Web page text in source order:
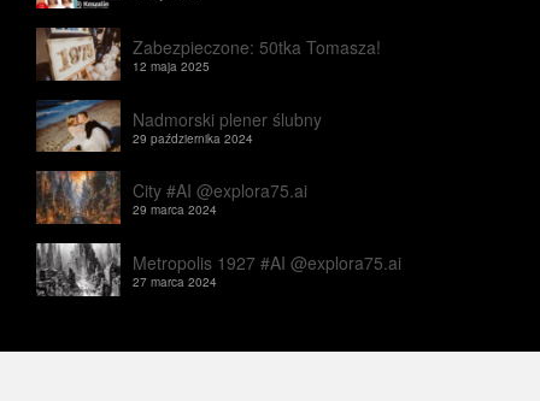
Zabezpieczone: 50tka Tomasza!
12 maja 2025
Nadmorski plener ślubny
29 października 2024
City #AI @explora75.ai
29 marca 2024
Metropolis 1927 #AI @explora75.ai
27 marca 2024